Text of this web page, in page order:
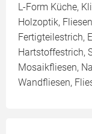
L-Form Küche,
Holzoptik,
Fertigteilestrich,
Hartstoffestrich,
Mosaikfliesen,
Wandfliesen,